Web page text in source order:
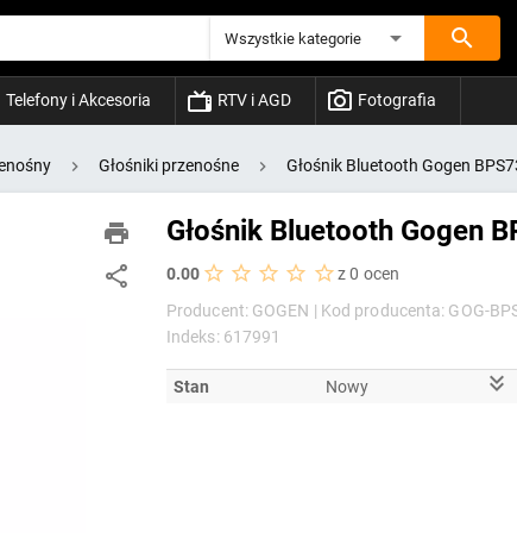
Wszystkie kategorie
Telefony i Akcesoria RTV i AGD Fotografia
Głośniki przenośne Głośnik Bluetooth Gogen
Głośnik Bluetooth Gogen
0.00
z 0 ocen
Producent: GOGEN | Kod producenta: GOG-
Indeks: 617991
Stan Nowy